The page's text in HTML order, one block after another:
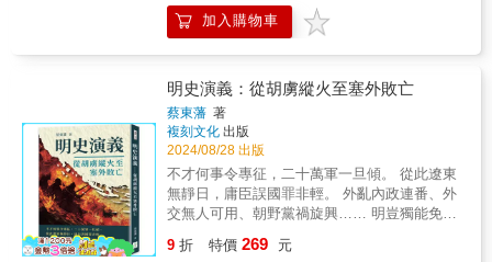
一生為主軸，從貧苦出身到建立明朝，全面而
詳細地描繪了他的人生軌跡。作者結合歷史事
件與人物內心，既有對重大戰役的宏大敘述，
深刻剖析。書中特別強調了時勢與人物的相互
作用，展現朱元璋如何在亂世中崛起，最終完
成統一大業，並結束了褒貶不一卻輝煌的傳奇
人生。
增了「西遊小百科」、「西遊小辭典」、「西
遊小成語」等知識性內容，幫助讀者拓展國學
天宮·唐僧巧收徒】★★★孫悟空跟唐三藏都變
包子臉，豬八戒跟沙悟淨都變兩頭身可可愛愛
取經團，一起朝西天前進！◎齊天大聖的法寶
如意金箍棒，原來是敲竹槓來的？◎不只金箍
棒！孫悟空從頭到腳+9裝備，都是龍王家族(不)
友情提供？◎史上最狂面試！看我老孫先把地
府大鬧一頓，玉帝就乖乖奉上天庭職位！◎史
上最狂升遷！職位太小俺老孫不幹了，先高歌
離席，再痛打同事一頓，直接換到看管蟠桃的
小說，講述了明朝的興衰歷程。第八十一回至
第九十回涵蓋了明朝後期的關鍵事件，從聯翠
烈，宦官專權，外敵入侵，內憂外患交織，明
朝已經步入危機四伏的時期。故事的中心人物
包括皇帝、宦官、將領和叛軍，情節緊張扣人
心弦，展現了王朝末期的混亂局面。▎政治爭
鬥與權力爭奪 在第八十一回到第八十五回
中，宦官魏忠賢的勢力達到巔峰，權傾朝野，
並利用各種手段打壓異己。同時，朝廷內部的
爭鬥愈演愈烈，魏忠賢濫用非法刑罰，甚至引
發黨獄，使得忠良之士蒙冤入獄。這期間，選
加入購物車
明史演義：從胡虜縱火至塞外敗亡
蔡東藩 著
複刻文化 出版
2024/08/28 出版
不才何事令專征，二十萬軍一旦傾。 從此遼東
無靜日，庸臣誤國罪非輕。 外亂內政連番、外
交無人可用、朝野黨禍旋興…… 明豈獨能免禍
十四回描寫了明朝在北方邊境的動盪和朝廷內
9 折 特價 269 元